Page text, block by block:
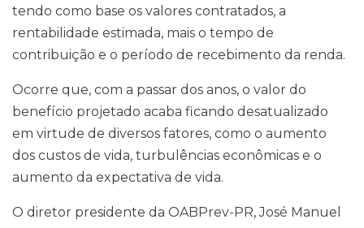
tendo como base os valores contratados, a
rentabilidade estimada, mais o tempo de
contribuição e o período de recebimento da renda.
Ocorre que, com a passar dos anos, o valor do
benefício projetado acaba ficando desatualizado
em virtude de diversos fatores, como o aumento
dos custos de vida, turbulências econômicas e o
aumento da expectativa de vida.
O diretor presidente da OABPrev-PR, José Manuel